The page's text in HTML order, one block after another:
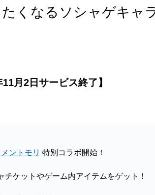
くなるソシャゲキャ
月2日サービス終了】
ントモリ 特別コラボ開始！
ケットやゲーム内アイテムをゲット！